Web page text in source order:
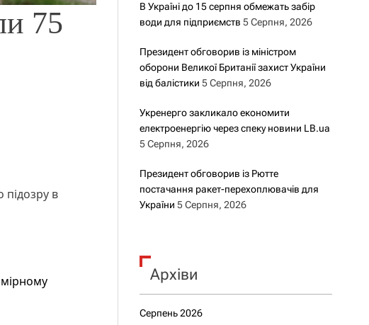
75
в
В Україні до 15 серпня обмежать забір
води для підприємств 5 Серпня, 2026
Президент обговорив із міністром
оборони Великої Британії захист України
від балістики 5 Серпня, 2026
Укренерго закликало економити
електроенергію через спеку новини LB.ua
5 Серпня, 2026
Президент обговорив із Рютте
постачання ракет-перехоплювачів для
України 5 Серпня, 2026
Архіви
Серпень 2026